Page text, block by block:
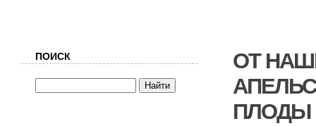
ОТ
ПЛОДЫ
ПОИСК